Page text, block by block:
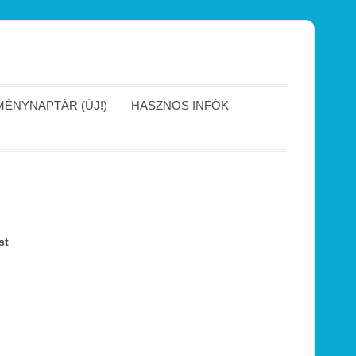
(ÚJ!)
HASZNOS INFÓK